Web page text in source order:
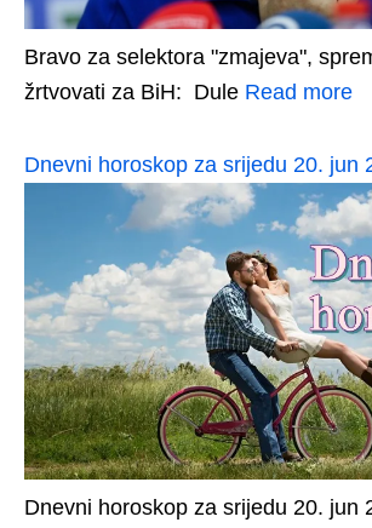
Bravo za selektora "zmajeva",
žrtvovati za BiH: Dule Read more
Dnevni horoskop za srijedu 20. jun
Dnevni horoskop za srijedu 20. jun